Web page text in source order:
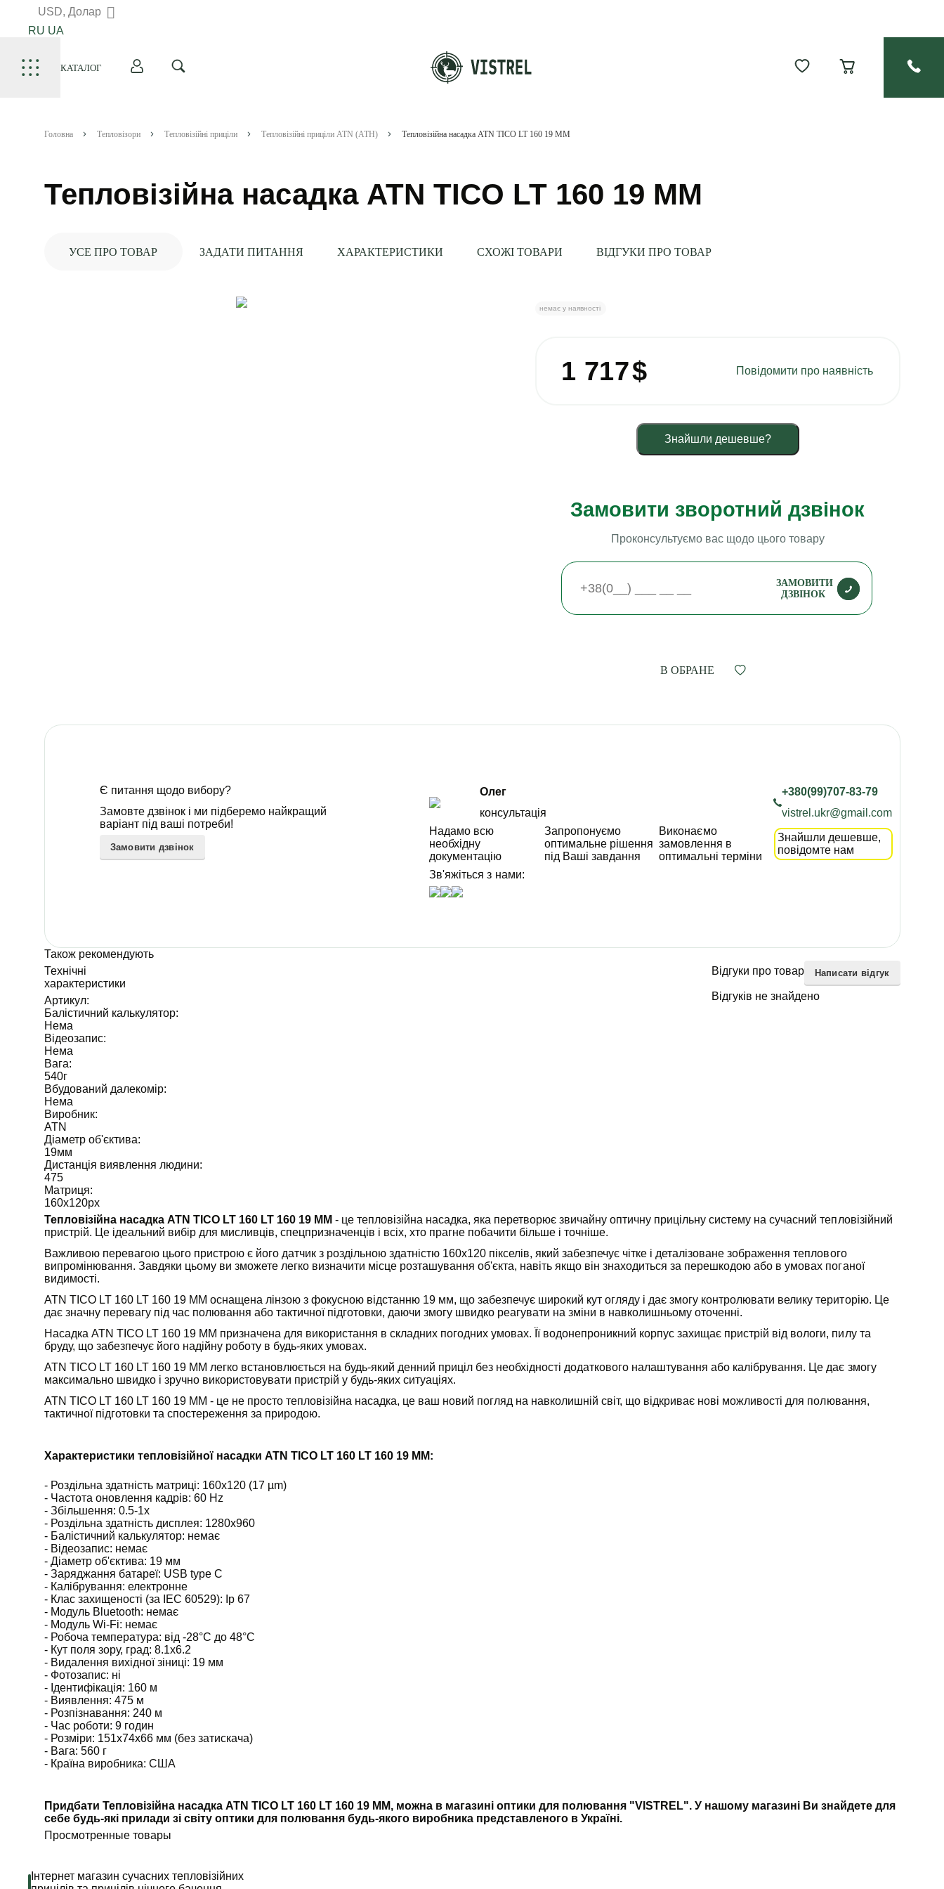
USD, Долар
RU UA
КАТАЛОГ
Головна Тепловізори Тепловізійні приціли Тепловізійні приціли ATN (АТН) Тепловізійна насадка ATN TICO LT 160 19 MM
Тепловізійна насадка ATN TICO LT 160 19 MM
УСЕ ПРО ТОВАР ЗАДАТИ ПИТАННЯ ХАРАКТЕРИСТИКИ СХОЖІ ТОВАРИ ВІДГУКИ ПРО ТОВАР
немає у наявності
1 717$ Повідомити про наявність
Знайшли дешевше?
Замовити зворотний дзвінок
Проконсультуємо вас щодо цього товару
ЗАМОВИТИ
ДЗВІНОК
В ОБРАНЕ
Є питання щодо вибору?
Замовте дзвінок і ми підберемо найкращий
варіант під ваші потреби!
Замовити дзвінок
Олег
консультація
+380(99)707-83-79
vistrel.ukr@gmail.com
Надамо всю
необхідну
документацію
Запропонуємо
оптимальне рішення
під Ваші завдання
Виконаємо
замовлення в
оптимальні терміни
Знайшли дешевше,
повідомте нам
Зв'яжіться з нами:
Також рекомендують
Технічні
характеристики
Артикул:
Балістичний калькулятор:
Нема
Відеозапис:
Нема
Вага:
540г
Вбудований далекомір:
Нема
Виробник:
ATN
Діаметр об'єктива:
19мм
Дистанція виявлення людини:
475
Матриця:
160x120px
Відгуки про товар Написати відгук
Відгуків не знайдено
Тепловізійна насадка ATN TICO LT 160 LT 160 19 MM - це тепловізійна насадка, яка перетворює звичайну оптичну прицільну систему на сучасний тепловізійний
пристрій. Це ідеальний вибір для мисливців, спецпризначенців і всіх, хто прагне побачити більше і точніше.
Важливою перевагою цього пристрою є його датчик з роздільною здатністю 160x120 пікселів, який забезпечує чітке і деталізоване зображення теплового
випромінювання. Завдяки цьому ви зможете легко визначити місце розташування об'єкта, навіть якщо він знаходиться за перешкодою або в умовах поганої
видимості.
ATN TICO LT 160 LT 160 19 MM оснащена лінзою з фокусною відстанню 19 мм, що забезпечує широкий кут огляду і дає змогу контролювати велику територію. Це
дає значну перевагу під час полювання або тактичної підготовки, даючи змогу швидко реагувати на зміни в навколишньому оточенні.
Насадка ATN TICO LT 160 19 MM призначена для використання в складних погодних умовах. Її водонепроникний корпус захищає пристрій від вологи, пилу та
бруду, що забезпечує його надійну роботу в будь-яких умовах.
ATN TICO LT 160 LT 160 19 MM легко встановлюється на будь-який денний приціл без необхідності додаткового налаштування або калібрування. Це дає змогу
максимально швидко і зручно використовувати пристрій у будь-яких ситуаціях.
ATN TICO LT 160 LT 160 19 MM - це не просто тепловізійна насадка, це ваш новий погляд на навколишній світ, що відкриває нові можливості для полювання,
тактичної підготовки та спостереження за природою.
Характеристики тепловізійної насадки ATN TICO LT 160 LT 160 19 MM:
- Роздільна здатність матриці: 160x120 (17 µm)
- Частота оновлення кадрів: 60 Hz
- Збільшення: 0.5-1x
- Роздільна здатність дисплея: 1280x960
- Балістичний калькулятор: немає
- Відеозапис: немає
- Діаметр об'єктива: 19 мм
- Заряджання батареї: USB type C
- Калібрування: електронне
- Клас захищеності (за IEC 60529): Ip 67
- Модуль Bluetooth: немає
- Модуль Wi-Fi: немає
- Робоча температура: від -28°C до 48°C
- Кут поля зору, град: 8.1x6.2
- Видалення вихідної зіниці: 19 мм
- Фотозапис: ні
- Ідентифікація: 160 м
- Виявлення: 475 м
- Розпізнавання: 240 м
- Час роботи: 9 годин
- Розміри: 151x74x66 мм (без затискача)
- Вага: 560 г
- Країна виробника: США
Придбати Тепловізійна насадка ATN TICO LT 160 LT 160 19 MM, можна в магазині оптики для полювання "VISTREL". У нашому магазині Ви знайдете для
себе будь-які прилади зі світу оптики для полювання будь-якого виробника представленого в Україні.
Просмотренные товары
Інтернет магазин сучасних тепловізійних